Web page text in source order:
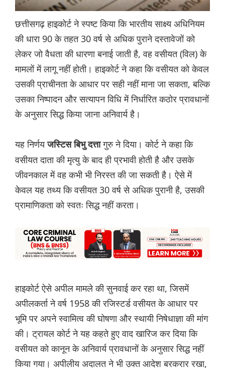
छत्तीसगढ़ हाइकोर्ट ने स्पष्ट किया कि भारतीय साक्ष्य अधिनियम
की धारा 90 के तहत 30 वर्ष से अधिक पुराने दस्तावेजों को
लेकर जो वैधता की धारणा बनाई जाती है, वह वसीयत (विल) के
मामलों में लागू नहीं होती। हाइकोर्ट ने कहा कि वसीयत को केवल
उसकी प्राचीनता के आधार पर सही नहीं माना जा सकता, बल्कि
उसका निष्पादन और सत्यापन विधि में निर्धारित कठोर प्रावधानों
के अनुसार सिद्ध किया जाना अनिवार्य है।
यह निर्णयजस्टिस बिभु दत्तागुरु ने दिया। कोर्ट ने कहा कि
वसीयत दाता की मृत्यु के बाद ही प्रभावी होती है और उसके
जीवनकाल में वह कभी भी निरस्त की जा सकती है। ऐसे में
केवल यह तथ्य कि वसीयत 30 वर्ष से अधिक पुरानी है, उसकी
प्रामाणिकता को स्वतः सिद्ध नहीं करता।
हाइकोर्ट ऐसे अपील मामले की सुनवाई कर रहा था, जिसमें
अपीलकर्ता ने वर्ष 1958 की रजिस्टर्ड वसीयत के आधार पर
भूमि पर अपने स्वामित्व की घोषणा और स्थायी निषेधाज्ञा की मांग
की। ट्रायल कोर्ट ने यह कहते हुए वाद खारिज कर दिया कि
वसीयत को कानून के अनिवार्य प्रावधानों के अनुसार सिद्ध नहीं
किया गया। अपीलीय अदालत ने भी उक्त आदेश बरकरार रखा,